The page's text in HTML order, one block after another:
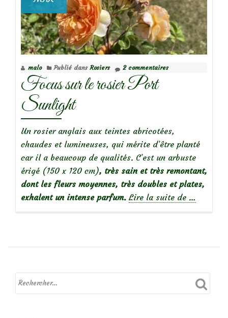
malo Publié dans Rosiers 2 commentaires
Focus sur le rosier Port
Sunlight
Un rosier anglais aux teintes abricotées,
chaudes et lumineuses, qui mérite d’être planté
car il a beaucoup de qualités. C’est un arbuste
érigé (150 x 120 cm), très sain et très remontant,
dont les fleurs moyennes, très doubles et plates,
exhalent un intense parfum. Lire la suite de
le
Port
Sunlight
…